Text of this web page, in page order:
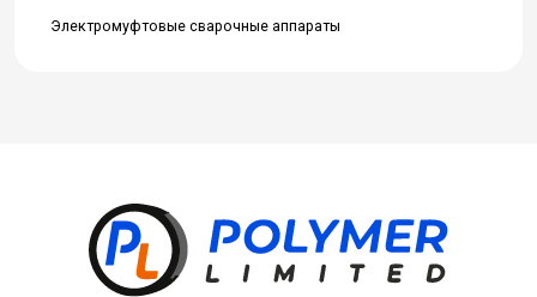
Электромуфтовые сварочные аппараты